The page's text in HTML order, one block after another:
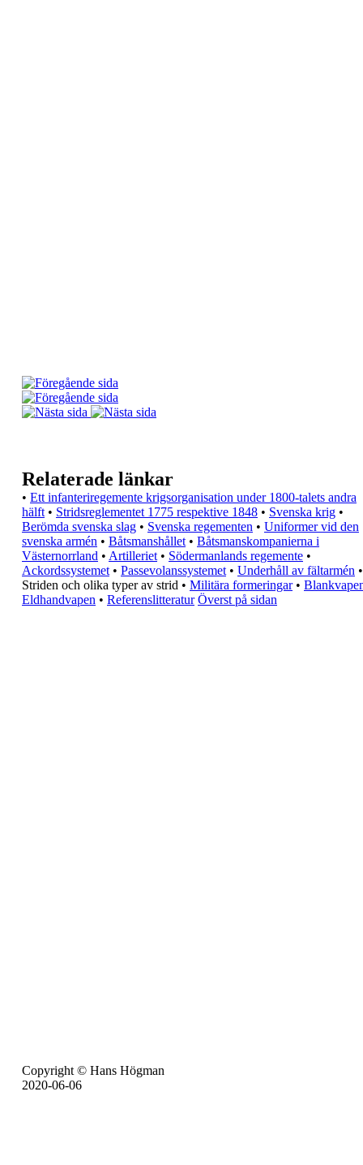
Copyright © Hans Högman
2020-06-06
Relaterade länkar
• Ett infanteriregemente krigsorganisation under 1800-talets andra
hälft • Stridsreglementet 1775 respektive 1848 • Svenska krig •
Berömda svenska slag • Svenska regementen • Uniformer vid den
svenska armén • Båtsmanshållet • Båtsmanskompanierna i
Västernorrland • Artilleriet • Södermanlands regemente •
Ackordssystemet • Passevolanssystemet • Underhåll av fältarmén •
Striden och olika typer av strid • Militära formeringar •
Eldhandvapen • Referenslitteratur Överst på sidan